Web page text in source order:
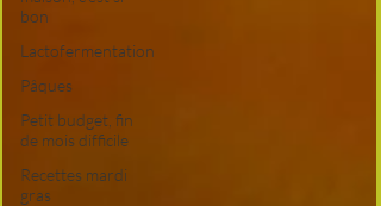
bon
Lactofermentation
Pâques
Petit budget, fin
de mois difficile
Recettes mardi
gras